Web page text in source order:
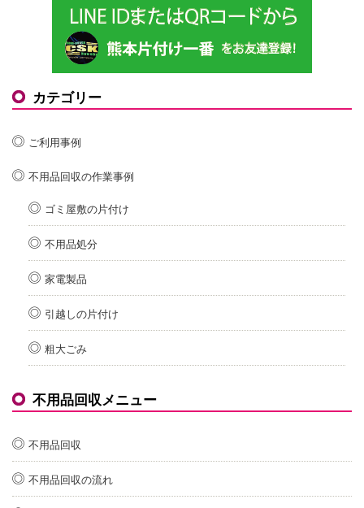
カテゴリー
ご利用事例
不用品回収の作業事例
ゴミ屋敷の片付け
不用品処分
家電製品
引越しの片付け
粗大ごみ
不用品回収メニュー
不用品回収
不用品回収の流れ